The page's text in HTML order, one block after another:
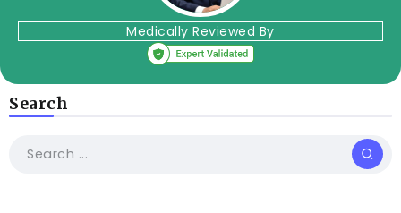
Medically Reviewed By
Search